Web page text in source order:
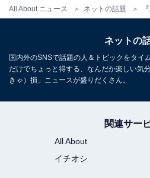
All About ニュース ネットの話題
ネットの
国内外のSNSで話題の人＆トピックをタイ
だけでちょっと得する、なんだか楽しい気
きゃ）損」ニュースが盛りだくさん。
関連サー
All About
イチオシ